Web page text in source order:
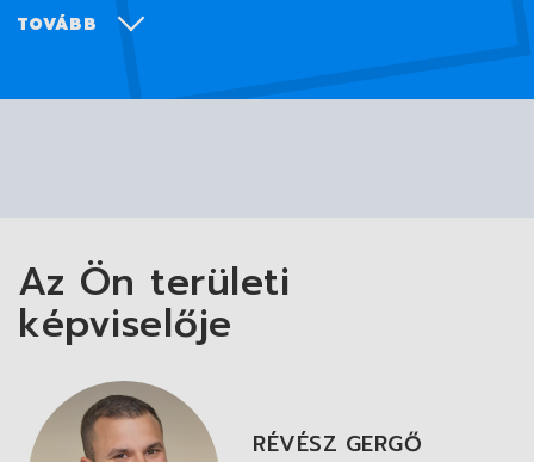
TOVÁBB
Az Ön területi
képviselője
RÉVÉSZ GERGŐ